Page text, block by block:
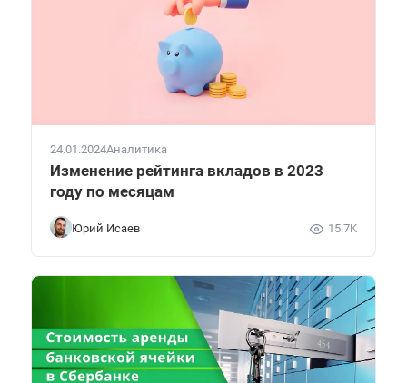
24.01.2024Аналитика
Изменение рейтинга вкладов в 2023
году по месяцам
Юрий Исаев 15.7K